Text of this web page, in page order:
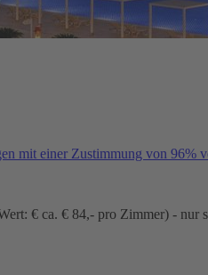
mit einer Zustimmung von 96%
€ ca. € 84,- pro Zimmer) - nur